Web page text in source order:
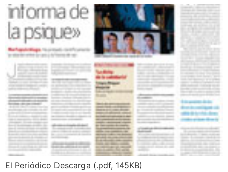
El Periódico Descarga (.pdf, 145KB)